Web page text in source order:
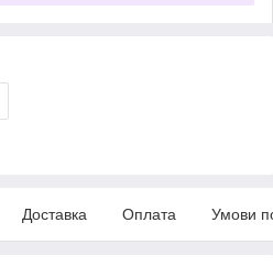
Доставка Оплата Умови